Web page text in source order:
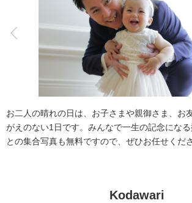
海での撮影
豊富な色打掛・着
お二人の晴れの日は、お子さまや親御さま、お
がえのない1日です。みんなで一生の記念にな
との集合写真も無料ですので、ぜひお任せくださ
Kodawari